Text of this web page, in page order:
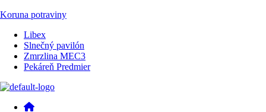
Koruna potraviny
Menu
Libex
Slnečný pavilón
Zmrzlina MEC3
Pekáreň Predmier
Menu